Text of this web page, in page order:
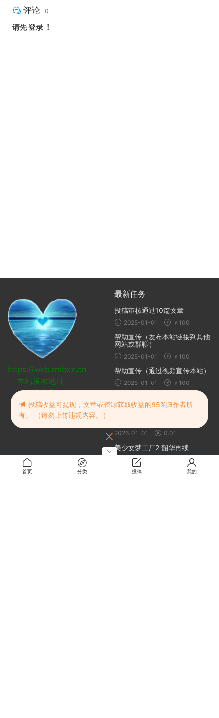
评论 0
请先登录 ！
https://web.rmbxz.cn
本站发布地址
建议收藏
最新任务
投稿审核通过10篇文章
2025-01-01 ￥100
帮助宣传（发布本站链接到其他
网站或群聊）
2025-01-01 ￥100
帮助宣传（通过视频宣传本站）
2025-01-01 ￥100
随机推荐
2026-01-01 0.01
美少女梦工厂2 韶华再续
2024-10-20
我说什么她们都答应
首页 分类 投稿 我的
投稿收益可提现，文章或资源获取收益的95%归作者所
有。 （请勿上传违规内容。）